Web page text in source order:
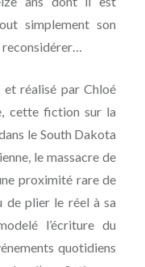
simplement son
reconsidérer…
réalisé par Chloé
cette fiction sur la
le South Dakota
le massacre de
proximité rare de
de plier le réel à sa
l’écriture du
quotidiens